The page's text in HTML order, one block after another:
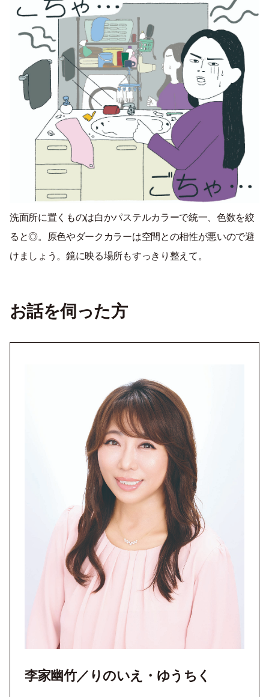
洗面所に置くものは白かパステルカラーで統一、色数を絞
ると◎。原色やダークカラーは空間との相性が悪いので避
けましょう。鏡に映る場所もすっきり整えて。
お話を伺った方
李家幽竹／りのいえ・ゆうちく